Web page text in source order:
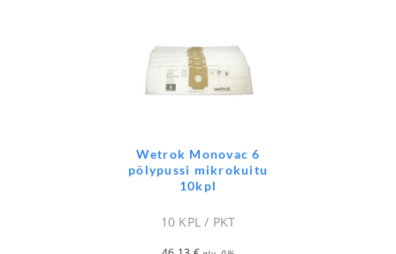
Wetrok Monovac 6
pölypussi mikrokuitu
10kpl
10 KPL / PKT